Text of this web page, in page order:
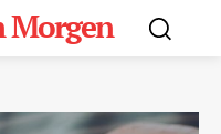
Morgen